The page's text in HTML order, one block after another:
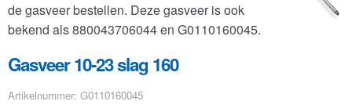
de gasveer bestellen. Deze gasveer is ook
bekend als 880043706044 en G0110160045.
Gasveer 10-23 slag 160
Artikelnummer: G0110160045